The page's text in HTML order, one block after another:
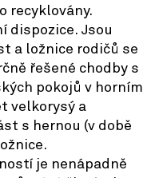
recyklovány.
dispozice. Jsou
a ložnice rodičů se
řešené chodby s
pokojů v horním
velkorysý a
s hernou (v době
je nenápadně